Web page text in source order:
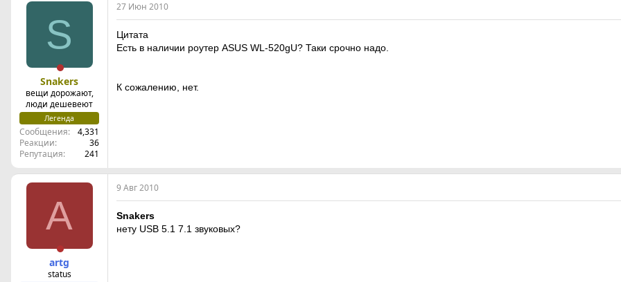
S
Snakers
вещи дорожают,
люди дешевеют
Легенда
Сообщения
4,331
Реакции
36
Репутация
241
27 Июн 2010
Цитата
Есть в наличии роутер ASUS WL-520gU? Таки срочно надо.
К сожалению, нет.
A
artg
status
9 Авг 2010
Snakers
нету USB 5.1 7.1 звуковых?